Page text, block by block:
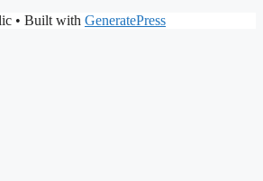
• Built with GeneratePress